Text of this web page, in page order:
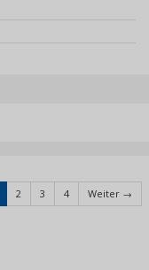
2 3 4 Weiter →